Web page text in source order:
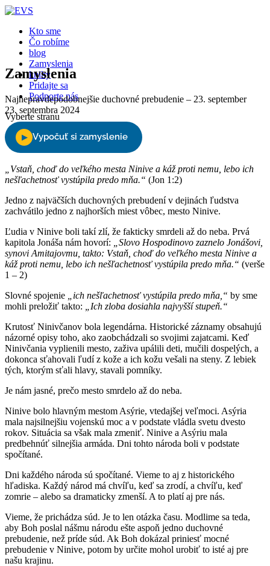
Kto sme
Čo robíme
blog
Zamyslenia
knihy
Pridajte sa
Podporte nás
Vyberte stranu
Zamyslenia
Najnepravdepodobnejšie duchovné prebudenie – 23. september
23. septembra 2024
„Vstaň, choď do veľkého mesta Ninive a káž proti nemu, lebo ich
nešľachetnosť vystúpila predo mňa.“ (Jon 1:2)
Jedno z najväčších duchovných prebudení v dejinách ľudstva
zachvátilo jedno z najhorších miest vôbec, mesto Ninive.
Ľudia v Ninive boli takí zlí, že fakticky smrdeli až do neba. Prvá
kapitola Jonáša nám hovorí:
„Slovo Hospodinovo zaznelo Jonášovi,
synovi Amitajovmu, takto: Vstaň, choď do veľkého mesta Ninive a
káž proti nemu, lebo ich nešľachetnosť vystúpila predo mňa.“ (verše
1 – 2)
Slovné spojenie
„ich nešľachetnosť vystúpila predo mňa,“ by sme
mohli preložiť takto:
„Ich zloba dosiahla najvyšší stupeň.“
Krutosť Ninivčanov bola legendárna. Historické záznamy obsahujú
názorné opisy toho, ako zaobchádzali so svojimi zajatcami. Keď
Ninivčania vyplienili mesto, zaživa upálili deti, mučili dospelých, a
dokonca sťahovali ľudí z kože a ich kožu vešali na steny. Z lebiek
tých, ktorým sťali hlavy, stavali pomníky.
Je nám jasné, prečo mesto smrdelo až do neba.
Ninive bolo hlavným mestom Asýrie, vtedajšej veľmoci. Asýria
mala najsilnejšiu vojenskú moc a v podstate vládla svetu dvesto
rokov. Situácia sa však mala zmeniť. Ninive a Asýriu mala
predbehnúť silnejšia armáda. Dni tohto národa boli v podstate
spočítané.
Dni každého národa sú spočítané. Vieme to aj z historického
hľadiska. Každý národ má chvíľu, keď sa zrodí, a chvíľu, keď
zomrie – alebo sa dramaticky zmenší. A to platí aj pre nás.
Vieme, že prichádza súd. Je to len otázka času. Modlime sa teda,
aby Boh poslal nášmu národu ešte aspoň jedno duchovné
prebudenie, než príde súd. Ak Boh dokázal priniesť mocné
prebudenie v Ninive, potom by určite mohol urobiť to isté aj pre
našu krajinu.